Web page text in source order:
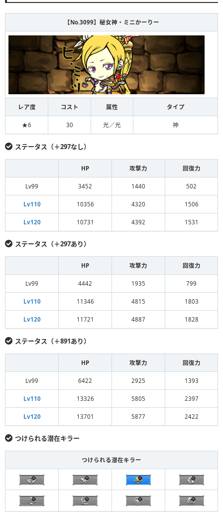
【No.3099】秘女神・ミニかーりー
レア度 コスト 属性 タイプ
★6 30 光／光 神
ステータス（＋297なし）
HP 攻撃力 回復力
Lv99 3452 1440 502
Lv110 10356 4320 1506
Lv120 10731 4392 1531
ステータス（＋297あり）
HP 攻撃力 回復力
Lv99 4442 1935 799
Lv110 11346 4815 1803
Lv120 11721 4887 1828
ステータス（＋891あり）
HP 攻撃力 回復力
Lv99 6422 2925 1393
Lv110 13326 5805 2397
Lv120 13701 5877 2422
つけられる潜在キラー
つけられる潜在キラー